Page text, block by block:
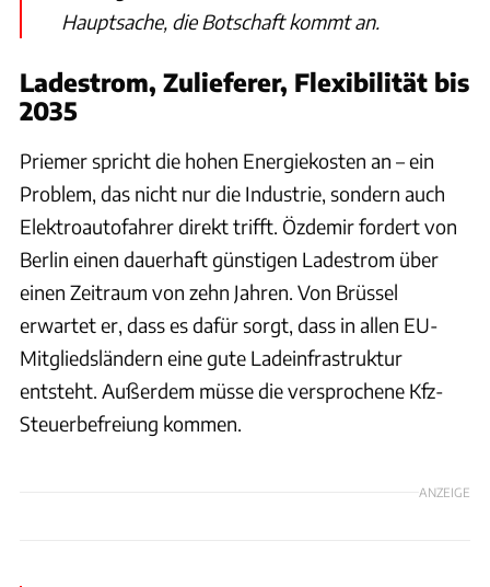
Hauptsache, die Botschaft kommt an.
Ladestrom, Zulieferer, Flexibilität bis
2035
Priemer spricht die hohen Energiekosten an – ein
Problem, das nicht nur die Industrie, sondern auch
Elektroautofahrer direkt trifft. Özdemir fordert von
Berlin einen dauerhaft günstigen Ladestrom über
einen Zeitraum von zehn Jahren. Von Brüssel
erwartet er, dass es dafür sorgt, dass in allen EU-
Mitgliedsländern eine gute Ladeinfrastruktur
entsteht. Außerdem müsse die versprochene Kfz-
Steuerbefreiung kommen.
ANZEIGE